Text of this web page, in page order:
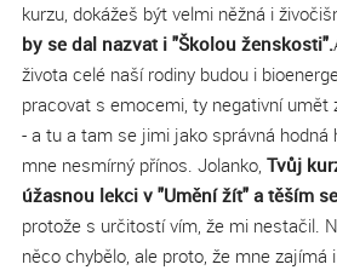
kurzu, dokážeš být velmi něžná i
by se dal nazvat i "Školou ženskosti".
života celé naší rodiny budou i
pracovat s emocemi, ty negativní umět
- a tu a tam se jimi jako správná hodná
mne nesmírný přínos. Jolanko, Tvůj
úžasnou lekci v "Umění žít" a těším
protože s určitostí vím, že mi nestačil.
něco chybělo, ale proto, že mne zajímá